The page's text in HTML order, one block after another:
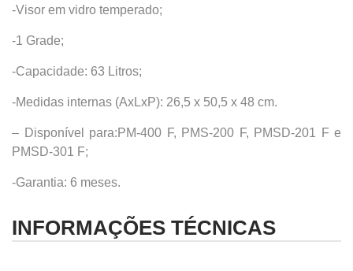
-Visor em vidro temperado;
-1 Grade;
-Capacidade: 63 Litros;
-Medidas internas (AxLxP): 26,5 x 50,5 x 48 cm.
– Disponível para:PM-400 F, PMS-200 F, PMSD-201 F e
PMSD-301 F;
-Garantia: 6 meses.
INFORMAÇÕES TÉCNICAS